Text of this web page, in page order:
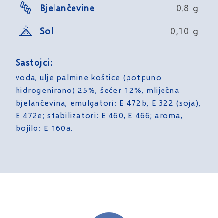
Bjelančevine 0,8 g
Sol 0,10 g
Sastojci:
voda, ulje palmine koštice (potpuno
hidrogenirano) 25%, šećer 12%, mliječna
bjelančevina, emulgatori: E 472b, E 322 (soja),
E 472e; stabilizatori: E 460, E 466; aroma,
bojilo: E 160a.